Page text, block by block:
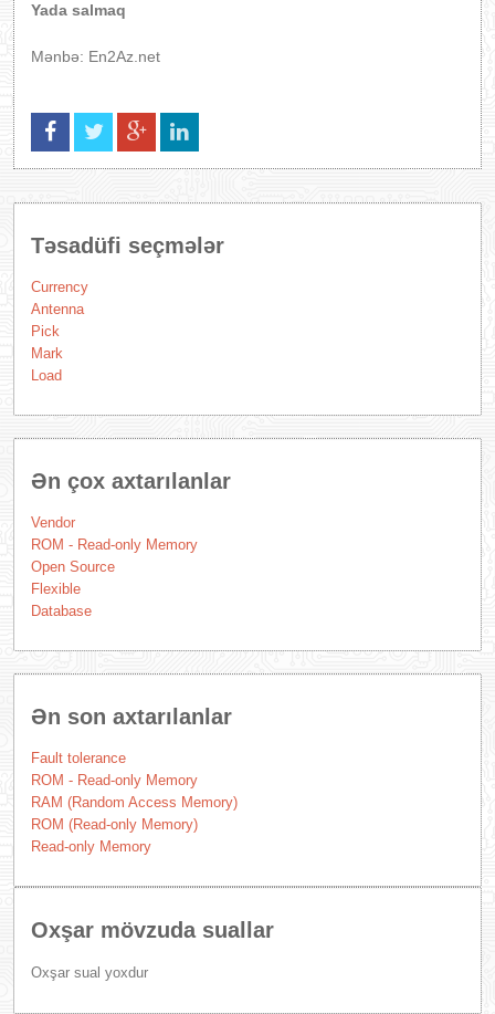
Yada salmaq
Mənbə: En2Az.net
Təsadüfi seçmələr
Currency
Antenna
Pick
Mark
Load
Ən çox axtarılanlar
Vendor
ROM - Read-only Memory
Open Source
Flexible
Database
Ən son axtarılanlar
Fault tolerance
ROM - Read-only Memory
RAM (Random Access Memory)
ROM (Read-only Memory)
Read-only Memory
Oxşar mövzuda suallar
Oxşar sual yoxdur